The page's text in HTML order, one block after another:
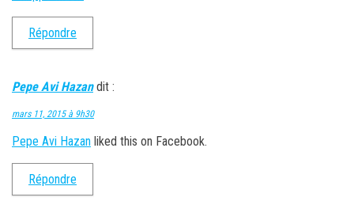
Répondre
Pepe Avi Hazan dit :
mars 11, 2015 à 9h30
Pepe Avi Hazan liked this on Facebook.
Répondre